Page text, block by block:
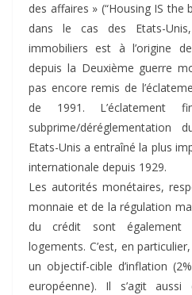
des affaires » (“Housing IS the
dans le cas des Etats-
immobiliers est à l’origine
depuis la Deuxième guerre
pas encore remis de
de 1991.
subprime/
Etats-Unis a entraîné la plus
internationale depuis 1929.
Les autorités monétaires,
monnaie et de la régulation
du crédit sont
logements. C’est, en
un objectif-cible d’inflation
européenne). Il s’agit